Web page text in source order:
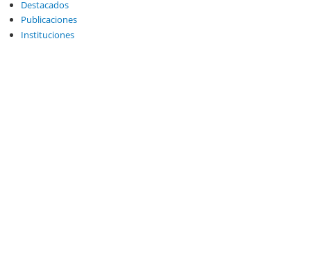
Destacados
Publicaciones
Instituciones